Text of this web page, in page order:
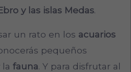
y las islas Medas.
un rato en los acuarios
pequeños
la fauna. Y para disfrutar al